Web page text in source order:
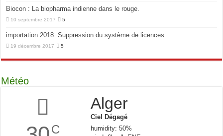
Biocon : La biopharma indienne dans le rouge.
10 septembre 2017 5
importation 2018: Suppression du système de licences
19 décembre 2017 5
Météo
C
Alger
Ciel Dégagé
humidity: 50%